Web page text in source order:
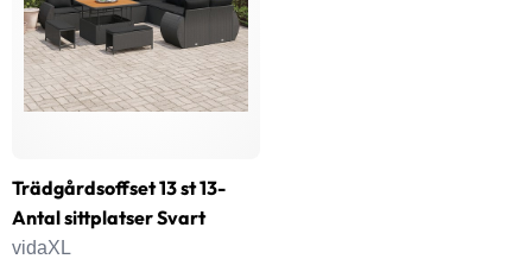
Trädgårdsoffset 13 st 13-
Antal sittplatser Svart
vidaXL